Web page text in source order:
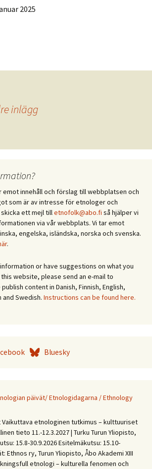
2025
inlägg
emot innehåll och förslag till webbplatsen och
som är av intresse för etnologer och
ett mejl tilletnofolk@abo.fi så hjälper vi
via vår webbplats. Vi tar emot
engelska, isländska, norska och svenska.
.
or have suggestions on what you
website, please send an e-mail to
publish content in Danish, Finnish, English,
and Swedish. Instructions can be found here.
Bluesky
päivät/ Etnologidagarna / Ethnology
Vaikuttava etnologinen tutkimus – kulttuuriset
tieto 11.-12.3.2027 | Turku Turun Yliopisto,
15.8-30.9.2026 Esitelmäkutsu: 15.10-
Ethnos ry, Turun Yliopisto, Åbo Akademi XIII
etnologi – kulturella fenomen och